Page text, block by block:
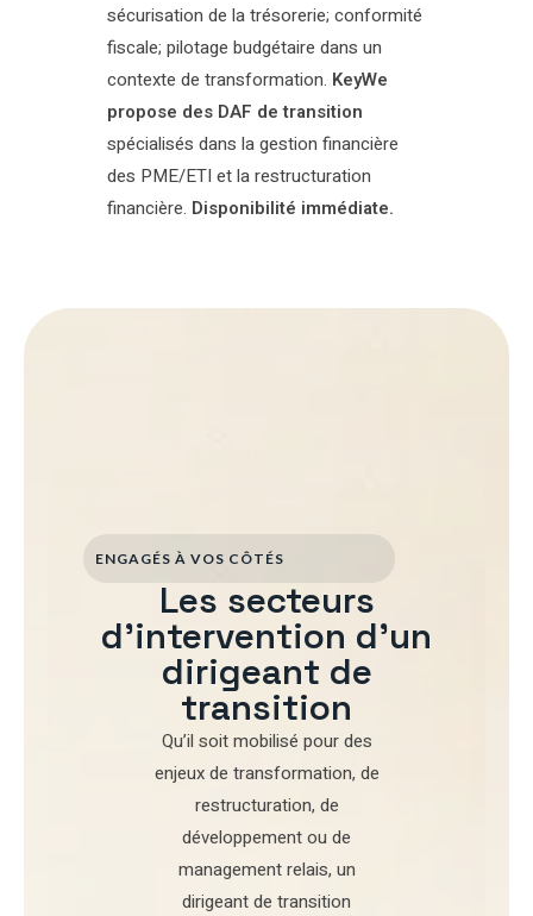
sécurisation de la trésorerie; conformité
fiscale; pilotage budgétaire dans un
contexte de transformation. KeyWe
propose des DAF de transition
spécialisés dans la gestion financière
des PME/ETI et la restructuration
financière. Disponibilité immédiate.
ENGAGÉS À VOS CÔTÉS
Les secteurs
d'intervention d'un
dirigeant de
transition
Qu’il soit mobilisé pourdes
enjeux de transformation, de
restructuration, de
développementou de
management relais, un
dirigeant de transition